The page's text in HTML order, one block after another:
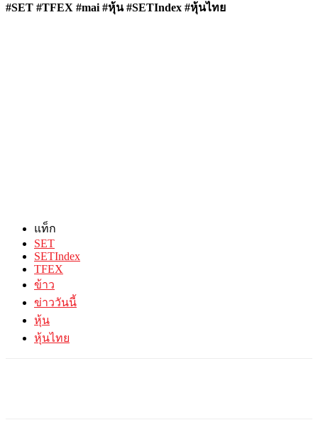
#SET #TFEX #mai #หุ้น #SETIndex #หุ้นไทย
แท็ก
SET
SETIndex
TFEX
ข้าว
ข่าววันนี้
หุ้น
หุ้นไทย